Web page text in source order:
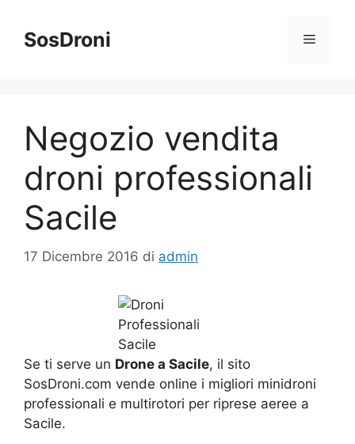
contenuto
SosDroni Menu
Negozio vendita
droni professionali
Sacile
17 Dicembre 2016 di admin
Se ti serve un Drone a Sacile, il sito
SosDroni.com vende online i migliori minidroni
professionali e multirotori per riprese aeree a
Sacile.